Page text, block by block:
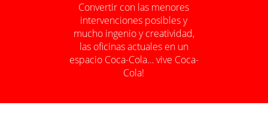
Convertir con las menores
intervenciones posibles y
mucho ingenio y creatividad,
las oficinas actuales en un
espacio Coca-Cola… vive Coca-
Cola!